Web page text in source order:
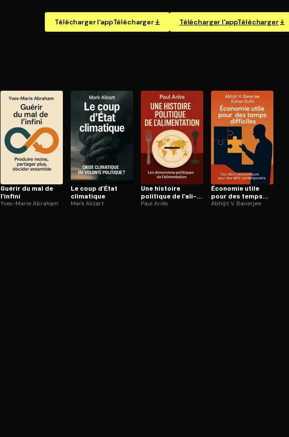
Télécharger l'appTélécharger Télécharger l'appTélécharger
Guérir du mal de
l’infini
Yves-Marie Abraham
Le coup d’État
climatique
Mark Alizart
Une histoire
politique de l’ali­
men­ta­tion
Paul Ariès
Économie utile
pour des temps
difficiles
Abhijit V. Banerjee